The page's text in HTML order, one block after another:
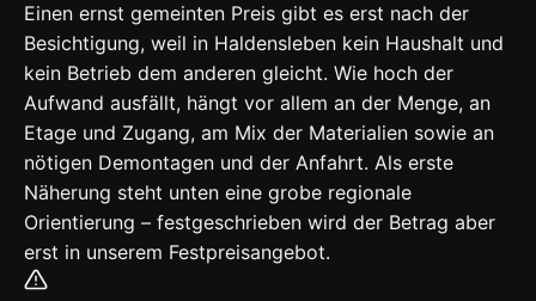
Einen ernst gemeinten Preis gibt es erst nach der
Besichtigung, weil in Haldensleben kein Haushalt und
kein Betrieb dem anderen gleicht. Wie hoch der
Aufwand ausfällt, hängt vor allem an der Menge, an
Etage und Zugang, am Mix der Materialien sowie an
nötigen Demontagen und der Anfahrt. Als erste
Näherung steht unten eine grobe regionale
Orientierung – festgeschrieben wird der Betrag aber
erst in unserem Festpreisangebot.